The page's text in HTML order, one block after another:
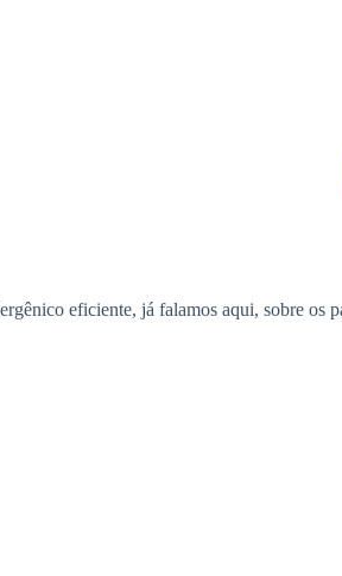
eficiente, já falamos aqui, sobre os